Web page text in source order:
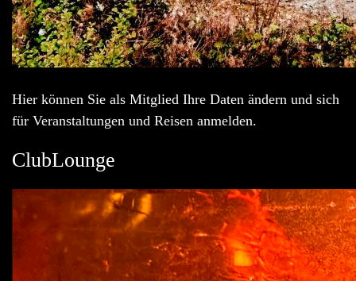
Hier können Sie als Mitglied Ihre Daten ändern und sich
für Veranstaltungen und Reisen anmelden.
ClubLounge